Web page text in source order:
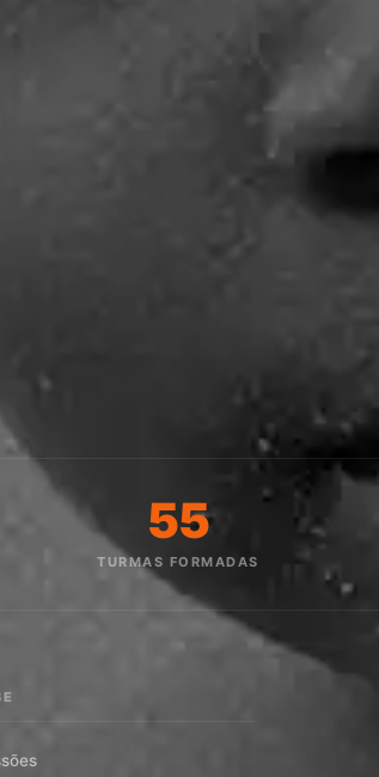
55
TURMAS FORMADAS